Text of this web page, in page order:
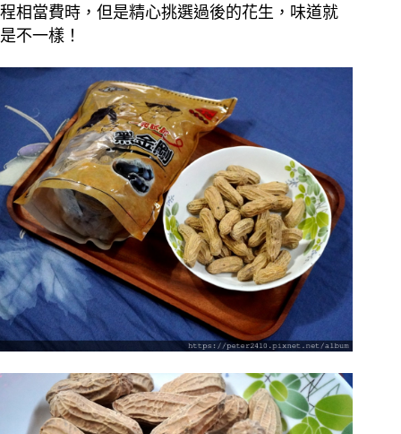
程相當費時，但是精心挑選過後的花生，味道就
是不一樣！